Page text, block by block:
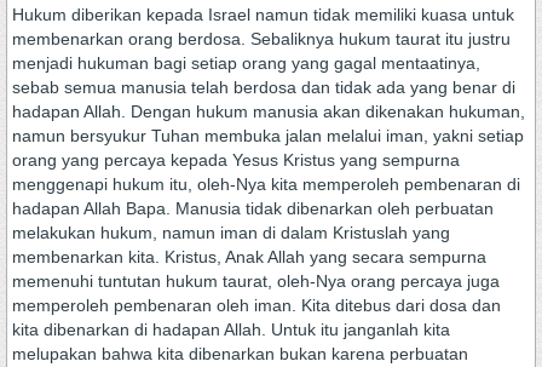
Hukum diberikan kepada Israel namun tidak memiliki kuasa untuk
membenarkan orang berdosa. Sebaliknya hukum taurat itu justru
menjadi hukuman bagi setiap orang yang gagal mentaatinya,
sebab semua manusia telah berdosa dan tidak ada yang benar di
hadapan Allah. Dengan hukum manusia akan dikenakan hukuman,
namun bersyukur Tuhan membuka jalan melalui iman, yakni setiap
orang yang percaya kepada Yesus Kristus yang sempurna
menggenapi hukum itu, oleh-Nya kita memperoleh pembenaran di
hadapan Allah Bapa. Manusia tidak dibenarkan oleh perbuatan
melakukan hukum, namun iman di dalam Kristuslah yang
membenarkan kita. Kristus, Anak Allah yang secara sempurna
memenuhi tuntutan hukum taurat, oleh-Nya orang percaya juga
memperoleh pembenaran oleh iman. Kita ditebus dari dosa dan
kita dibenarkan di hadapan Allah. Untuk itu janganlah kita
melupakan bahwa kita dibenarkan bukan karena perbuatan